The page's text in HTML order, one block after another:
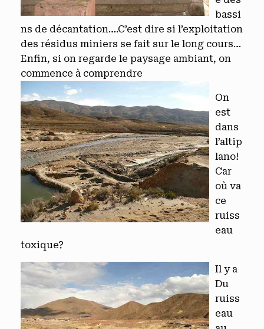
bassi
ns de décantation….C’est dire si l’exploitation
des résidus miniers se fait sur le long cours…
Enfin, si on regarde le paysage ambiant, on
commence à comprendre
On
est
dans
l’altip
lano!
Car
où va
ce
ruiss
eau
toxique?
Il y a
Du
ruiss
eau